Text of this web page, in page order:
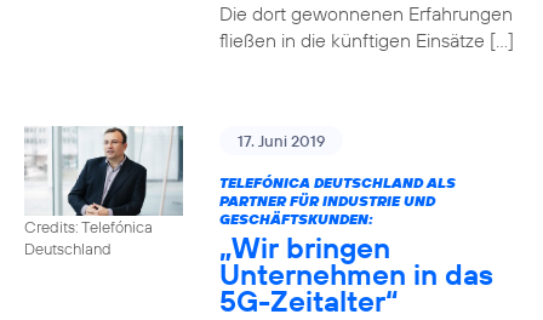
Die dort gewonnenen Erfahrungen
fließen in die künftigen Einsätze […]
Credits: Telefónica
Deutschland
17. Juni 2019
TELEFÓNICA DEUTSCHLAND ALS
PARTNER FÜR INDUSTRIE UND
GESCHÄFTSKUNDEN:
„Wir bringen
Unternehmen in das
5G-Zeitalter“